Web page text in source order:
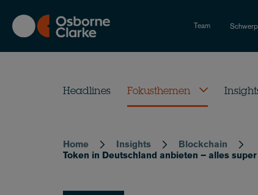
main
content
Team
Headlines Fokusthemen
Breadcrumb
Home Insights
Blockchain
Token in Deutschland anbieten – alles